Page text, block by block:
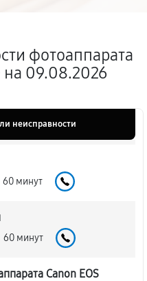
фотоаппарата
на 09.08.2026
неисправности
60 минут
60 минут
Canon EOS